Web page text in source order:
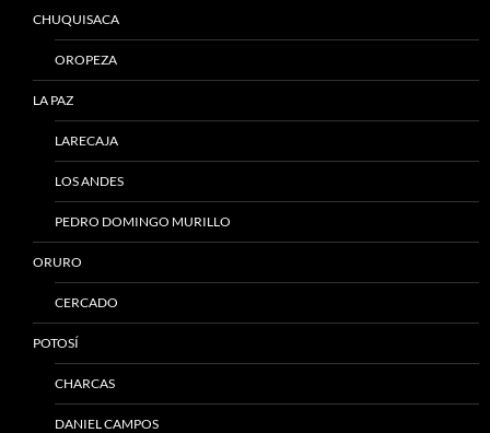
CHUQUISACA
OROPEZA
LA PAZ
LARECAJA
LOS ANDES
PEDRO DOMINGO MURILLO
ORURO
CERCADO
POTOSÍ
CHARCAS
DANIEL CAMPOS